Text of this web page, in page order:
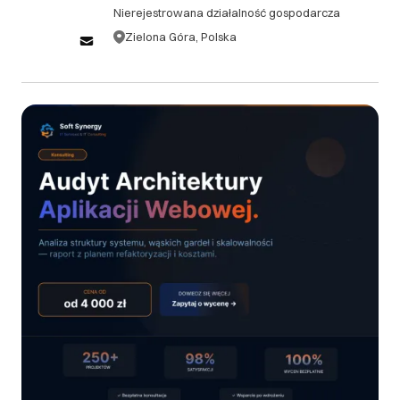
Nierejestrowana działalność gospodarcza
Zielona Góra, Polska
zamówienia, bez ponoszenia żadnych kosztów. 1.2.
Anulacje zamówień po upływie 48 godzin, ale przed
administracyjnej w wysokości 10% wartości
zamówienia. 1.3. W przypadku anulacji zamówienia
po rozpoczęciu prac, klient zobowiązany jest do
administracyjnej w wysokości 15% pozostałej
wartości zamówienia. ## 2. Zwroty 2.1. Ze względu
na charakter usług świadczonych przez Soft
Synergy, zwroty gotowych produktów cyfrowych
(oprogramowanie, kody źródłowe) nie są
klienta z dostarczonego produktu lub usługi, Soft
Synergy zobowiązuje się do bezpłatnej poprawy lub
projektu. 2.3. Jeśli po trzech próbach poprawy
produkt nadal nie spełnia uzgodnionych wymagań,